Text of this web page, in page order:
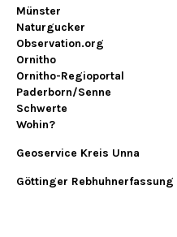
Münster
Naturgucker
Observation.org
Ornitho
Ornitho-Regioportal
Paderborn/Senne
Schwerte
Wohin?
Geoservice Kreis Unna
Göttinger Rebhuhnerfassung